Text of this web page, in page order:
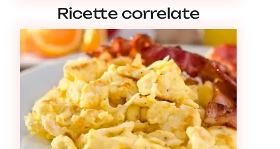
Ricette correlate